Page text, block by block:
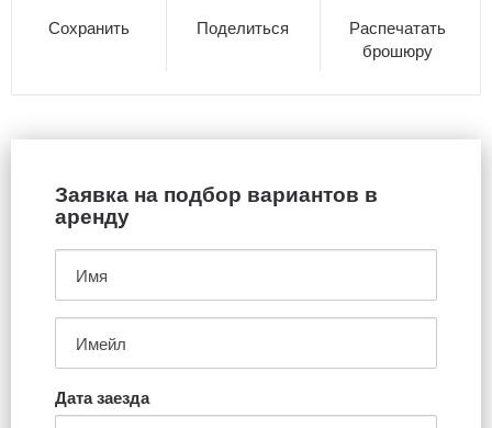
Сохранить Поделиться
Распечатать
брошюру
Заявка на подбор вариантов в
аренду
Дата заезда